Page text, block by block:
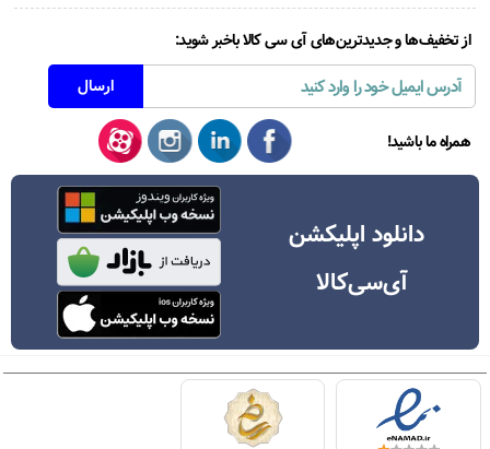
از تخفیف‌ها و جدیدترین‌های آی سی کالا باخبر شوید:
همراه ما باشید!
دانلود اپلیکشن
آی‌سی‌کالا